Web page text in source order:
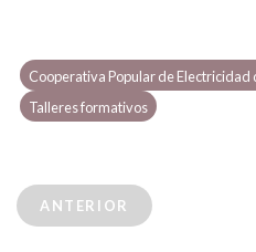
Cooperativa Popular de Electricidad
Talleres formativos
ANTERIOR